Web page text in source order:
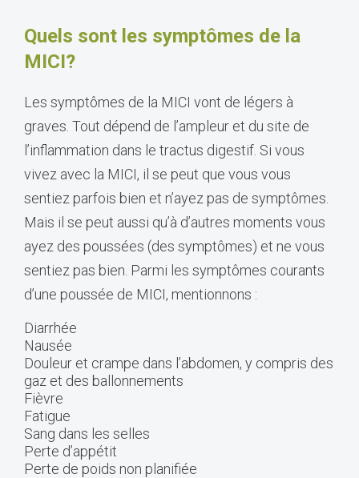
Quels sont les symptômes de la
MICI?
Les symptômes de la MICI vont de légers à
graves. Tout dépend de l’ampleur et du site de
l’inflammation dans le tractus digestif. Si vous
vivez avec la MICI, il se peut que vous vous
sentiez parfois bien et n’ayez pas de symptômes.
Mais il se peut aussi qu’à d’autres moments vous
ayez des poussées (des symptômes) et ne vous
sentiez pas bien. Parmi les symptômes courants
d’une poussée de MICI, mentionnons :
Diarrhée
Nausée
Douleur et crampe dans l’abdomen, y compris des
gaz et des ballonnements
Fièvre
Fatigue
Sang dans les selles
Perte d’appétit
Perte de poids non planifiée